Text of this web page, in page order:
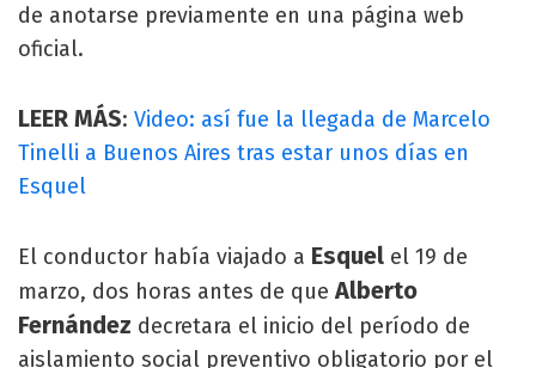
de anotarse previamente en una página web
oficial.
LEER MÁS: Video: así fue la llegada de Marcelo
Tinelli a Buenos Aires tras estar unos días en
Esquel
El conductor había viajado a Esquel el 19 de
marzo, dos horas antes de queAlberto
Fernández decretara el inicio del período de
aislamiento social preventivo obligatorio por el